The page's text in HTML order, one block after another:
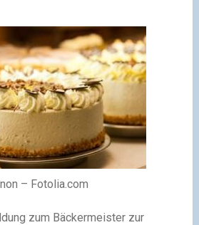
– Fotolia.com
zum Bäckermeister zur